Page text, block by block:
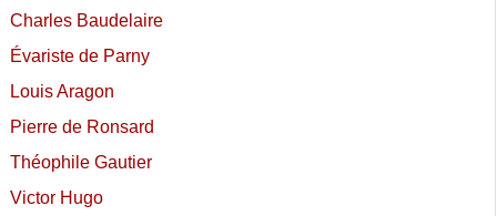
Charles Baudelaire
Évariste de Parny
Louis Aragon
Pierre de Ronsard
Théophile Gautier
Victor Hugo